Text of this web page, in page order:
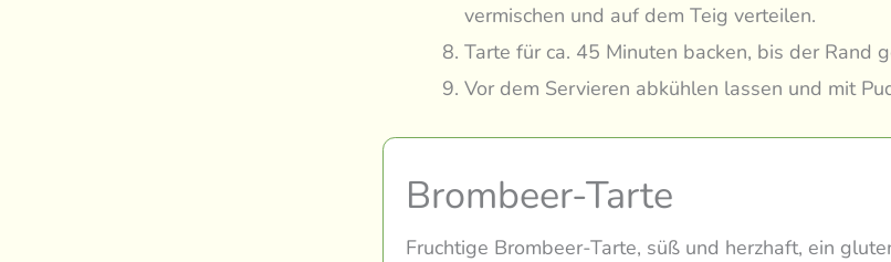
vermischen und auf dem Teig verteilen.
Tarte für ca. 45 Minuten backen, bis der Rand
Vor dem Servieren abkühlen lassen und mit
Brombeer-Tarte
Fruchtige Brombeer-Tarte, süß und herzhaft, ein